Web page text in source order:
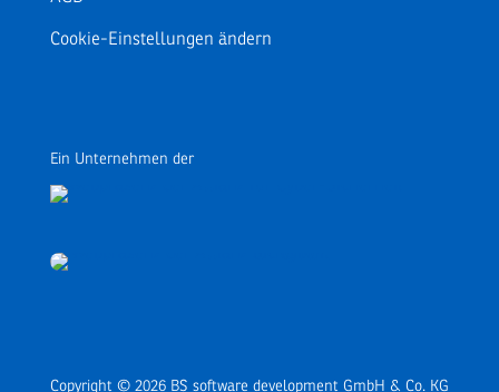
Cookie-Einstellungen ändern
Ein Unternehmen der
Copyright © 2026 BS software development GmbH & Co. KG